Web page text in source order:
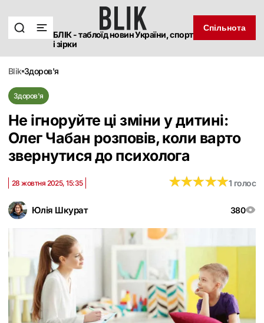
БЛІК - таблоїд новин України, спорт
і зірки
Спільнота
blik здоров'я
Здоров'я
Не ігноруйте ці зміни у дитині:
Олег Чабан розповів, коли варто
звернутися до психолога
Юлія Шкурат 380
28 жовтня 2025, 15:35 ★★★★★
★★★★★1 голос